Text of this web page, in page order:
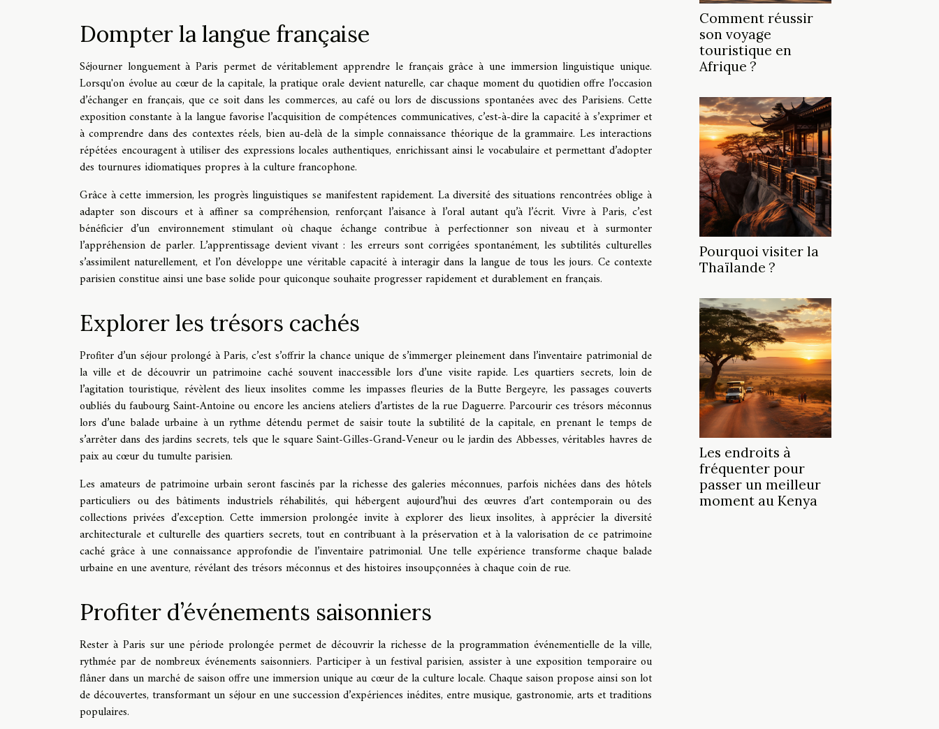
Dompter la langue française
Séjourner longuement à Paris permet de véritablement apprendre le français grâce à une immersion linguistique unique.
Lorsqu'on évolue au cœur de la capitale, la pratique orale devient naturelle, car chaque moment du quotidien offre l’occasion
d’échanger en français, que ce soit dans les commerces, au café ou lors de discussions spontanées avec des Parisiens. Cette
exposition constante à la langue favorise l’acquisition de compétences communicatives, c’est-à-dire la capacité à s’exprimer et
à comprendre dans des contextes réels, bien au-delà de la simple connaissance théorique de la grammaire. Les interactions
répétées encouragent à utiliser des expressions locales authentiques, enrichissant ainsi le vocabulaire et permettant d’adopter
des tournures idiomatiques propres à la culture francophone.
Grâce à cette immersion, les progrès linguistiques se manifestent rapidement. La diversité des situations rencontrées oblige à
adapter son discours et à affiner sa compréhension, renforçant l’aisance à l’oral autant qu’à l’écrit. Vivre à Paris, c’est
bénéficier d’un environnement stimulant où chaque échange contribue à perfectionner son niveau et à surmonter
l’appréhension de parler. L’apprentissage devient vivant : les erreurs sont corrigées spontanément, les subtilités culturelles
s’assimilent naturellement, et l’on développe une véritable capacité à interagir dans la langue de tous les jours. Ce contexte
parisien constitue ainsi une base solide pour quiconque souhaite progresser rapidement et durablement en français.
Explorer les trésors cachés
Profiter d’un séjour prolongé à Paris, c’est s’offrir la chance unique de s’immerger pleinement dans l’inventaire patrimonial de
la ville et de découvrir un patrimoine caché souvent inaccessible lors d’une visite rapide. Les quartiers secrets, loin de
l’agitation touristique, révèlent des lieux insolites comme les impasses fleuries de la Butte Bergeyre, les passages couverts
oubliés du faubourg Saint-Antoine ou encore les anciens ateliers d’artistes de la rue Daguerre. Parcourir ces trésors méconnus
lors d’une balade urbaine à un rythme détendu permet de saisir toute la subtilité de la capitale, en prenant le temps de
s’arrêter dans des jardins secrets, tels que le square Saint-Gilles-Grand-Veneur ou le jardin des Abbesses, véritables havres de
paix au cœur du tumulte parisien.
Les amateurs de patrimoine urbain seront fascinés par la richesse des galeries méconnues, parfois nichées dans des hôtels
particuliers ou des bâtiments industriels réhabilités, qui hébergent aujourd’hui des œuvres d’art contemporain ou des
collections privées d’exception. Cette immersion prolongée invite à explorer des lieux insolites, à apprécier la diversité
architecturale et culturelle des quartiers secrets, tout en contribuant à la préservation et à la valorisation de ce patrimoine
caché grâce à une connaissance approfondie de l’inventaire patrimonial. Une telle expérience transforme chaque balade
urbaine en une aventure, révélant des trésors méconnus et des histoires insoupçonnées à chaque coin de rue.
Profiter d’événements saisonniers
Rester à Paris sur une période prolongée permet de découvrir la richesse de la programmation événementielle de la ville,
rythmée par de nombreux événements saisonniers. Participer à un festival parisien, assister à une exposition temporaire ou
flâner dans un marché de saison offre une immersion unique au cœur de la culture locale. Chaque saison propose ainsi son lot
de découvertes, transformant un séjour en une succession d’expériences inédites, entre musique, gastronomie, arts et traditions
populaires.
Comment réussir
son voyage
touristique en
Afrique ?
Pourquoi visiter la
Thaïlande ?
Les endroits à
fréquenter pour
passer un meilleur
moment au Kenya